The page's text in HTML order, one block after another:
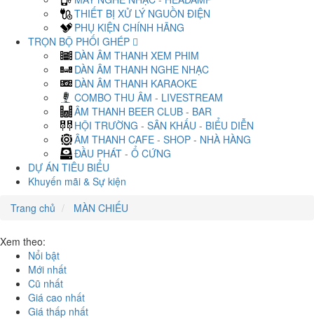
THIẾT BỊ XỬ LÝ NGUỒN ĐIỆN
PHỤ KIỆN CHÍNH HÃNG
TRỌN BỘ PHỐI GHÉP
DÀN ÂM THANH XEM PHIM
DÀN ÂM THANH NGHE NHẠC
DÀN ÂM THANH KARAOKE
COMBO THU ÂM - LIVESTREAM
ÂM THANH BEER CLUB - BAR
HỘI TRƯỜNG - SÂN KHẤU - BIỂU DIỄN
ÂM THANH CAFE - SHOP - NHÀ HÀNG
ĐẦU PHÁT - Ổ CỨNG
DỰ ÁN TIÊU BIỂU
Khuyến mãi & Sự kiện
Trang chủ
MÀN CHIẾU
Xem theo:
Nổi bật
Mới nhất
Cũ nhất
Giá cao nhất
Giá thấp nhất